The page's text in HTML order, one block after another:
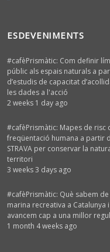
ESDEVENIMENTS
#cafèPrismàtic: Com definir
públic als espais naturals a
d’estudis de capacitat
les dades a l'acció
2 weeks 1 day ago
#cafèPrismàtic: Mapes de risc
freqüentació humana a partir
STRAVA per conservar la
territori
3 weeks 3 days ago
#cafèPrismàtic: Què sabem
marina recreativa a Catalunya
avancem cap a una millor
1 month 4 weeks ago